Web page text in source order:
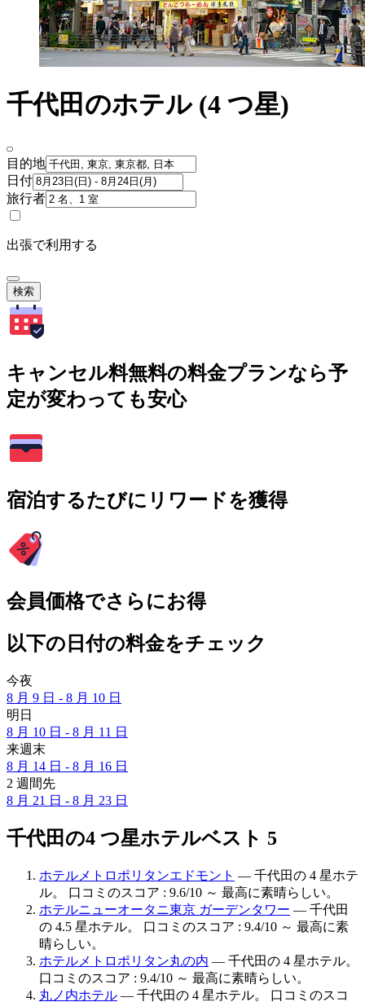
千代田のホテル (4 つ星)
目的地
日付
旅行者
出張で利用する
検索
キャンセル料無料の料金プランなら予
定が変わっても安心
宿泊するたびにリワードを獲得
会員価格でさらにお得
以下の日付の料金をチェック
今夜
8 月 9 日 - 8 月 10 日
明日
8 月 10 日 - 8 月 11 日
来週末
8 月 14 日 - 8 月 16 日
2 週間先
8 月 21 日 - 8 月 23 日
千代田の4 つ星ホテルベスト 5
ホテルメトロポリタンエドモント — 千代田の 4 星ホテ
ル。 口コミのスコア : 9.6/10 ～ 最高に素晴らしい。
ホテルニューオータニ東京 ガーデンタワー — 千代田
の 4.5 星ホテル。 口コミのスコア : 9.4/10 ～ 最高に素
晴らしい。
ホテルメトロポリタン丸の内 — 千代田の 4 星ホテル。
口コミのスコア : 9.4/10 ～ 最高に素晴らしい。
丸ノ内ホテル — 千代田の 4 星ホテル。 口コミのスコ